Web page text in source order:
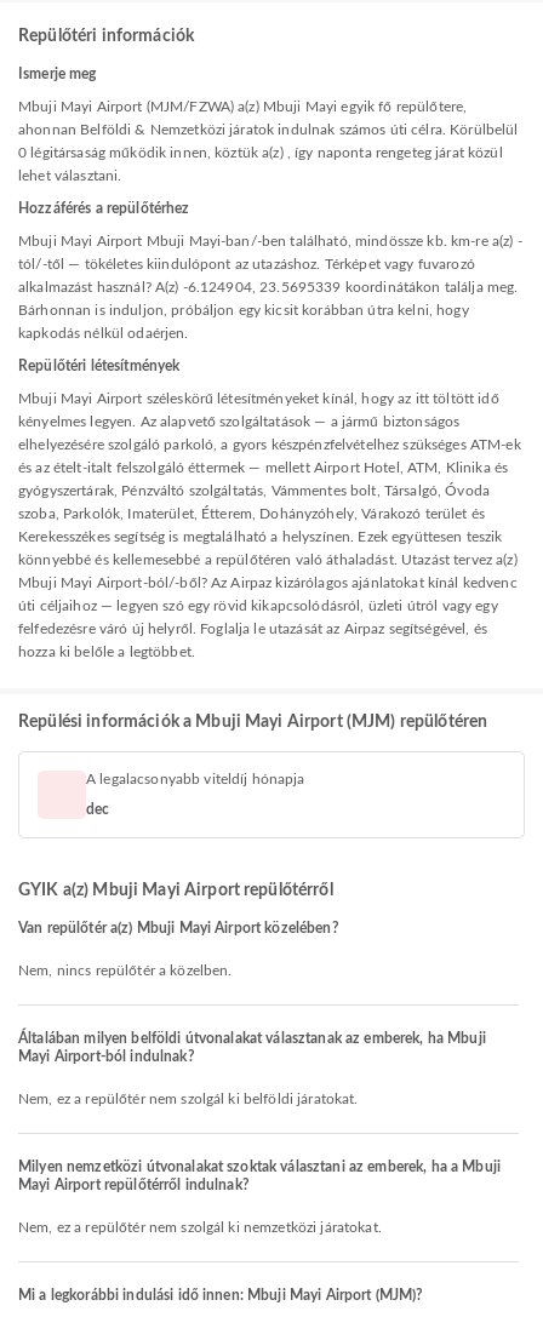
Repülőtéri információk
Ismerje meg
Mbuji Mayi Airport (MJM/FZWA) a(z) Mbuji Mayi egyik fő repülőtere,
ahonnan Belföldi & Nemzetközi járatok indulnak számos úti célra. Körülbelül
0 légitársaság működik innen, köztük a(z) , így naponta rengeteg járat közül
lehet választani.
Hozzáférés a repülőtérhez
Mbuji Mayi Airport Mbuji Mayi-ban/-ben található, mindössze kb. km-re a(z) -
tól/-től — tökéletes kiindulópont az utazáshoz. Térképet vagy fuvarozó
alkalmazást használ? A(z) -6.124904, 23.5695339 koordinátákon találja meg.
Bárhonnan is induljon, próbáljon egy kicsit korábban útra kelni, hogy
kapkodás nélkül odaérjen.
Repülőtéri létesítmények
Mbuji Mayi Airport széleskörű létesítményeket kínál, hogy az itt töltött idő
kényelmes legyen. Az alapvető szolgáltatások — a jármű biztonságos
elhelyezésére szolgáló parkoló, a gyors készpénzfelvételhez szükséges ATM-ek
és az ételt-italt felszolgáló éttermek — mellett Airport Hotel, ATM, Klinika és
gyógyszertárak, Pénzváltó szolgáltatás, Vámmentes bolt, Társalgó, Óvoda
szoba, Parkolók, Imaterület, Étterem, Dohányzóhely, Várakozó terület és
Kerekesszékes segítség is megtalálható a helyszínen. Ezek együttesen teszik
könnyebbé és kellemesebbé a repülőtéren való áthaladást. Utazást tervez a(z)
Mbuji Mayi Airport-ból/-ből? Az Airpaz kizárólagos ajánlatokat kínál kedvenc
úti céljaihoz — legyen szó egy rövid kikapcsolódásról, üzleti útról vagy egy
felfedezésre váró új helyről. Foglalja le utazását az Airpaz segítségével, és
hozza ki belőle a legtöbbet.
Repülési információk a Mbuji Mayi Airport (MJM) repülőtéren
A legalacsonyabb viteldíj hónapja
dec
GYIK a(z) Mbuji Mayi Airport repülőtérről
Van repülőtér a(z) Mbuji Mayi Airport közelében?
Nem, nincs repülőtér a közelben.
Általában milyen belföldi útvonalakat választanak az emberek, ha Mbuji
Mayi Airport-ból indulnak?
Nem, ez a repülőtér nem szolgál ki belföldi járatokat.
Milyen nemzetközi útvonalakat szoktak választani az emberek, ha a Mbuji
Mayi Airport repülőtérről indulnak?
Nem, ez a repülőtér nem szolgál ki nemzetközi járatokat.
Mi a legkorábbi indulási idő innen: Mbuji Mayi Airport (MJM)?